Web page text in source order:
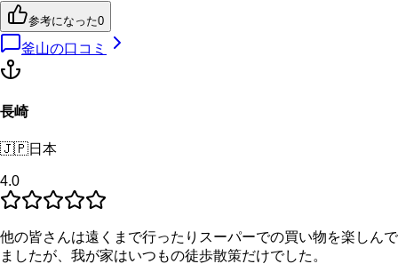
参考になった0
釜山の口コミ
長崎
🇯🇵日本
4.0
他の皆さんは遠くまで行ったりスーパーでの買い物を楽しんで
ましたが、我が家はいつもの徒歩散策だけでした。